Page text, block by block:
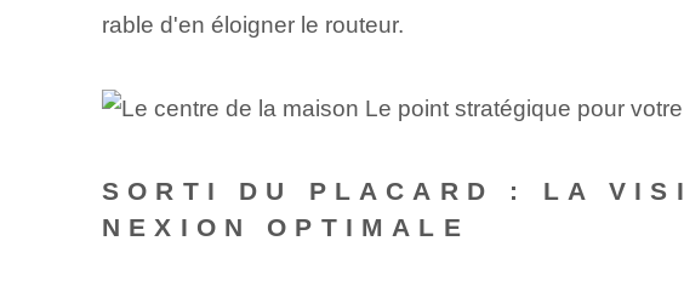
rable d'en éloigner le routeur.
SORTI DU PLACARD : LA
NEXION OPTIMALE